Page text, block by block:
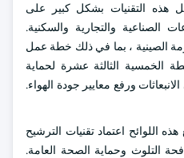
هذه التقنيات بشكل كبير على
الصناعية والتجارية والسكنية.
الصينية ، بما في ذلك خطة عمل
الخمسية الثالثة عشرة لحماية
ورفع معايير جودة الهواء.
اللوائح اعتماد تقنيات الترشيح
التلوث وحماية الصحة العامة.